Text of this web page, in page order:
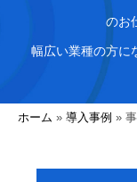
のお
幅広い業種の方に
ホーム » 導入事例 »